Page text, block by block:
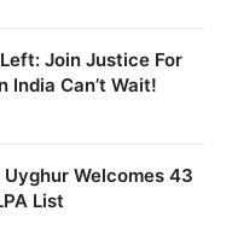
Join Justice For
India Can’t Wait!
Uyghur Welcomes 43
List